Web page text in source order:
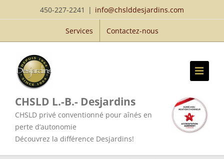
au
450-227-2241 | info@chslddesjardins.com
Services Contactez-nous
CHSLD L.-B.- Desjardins
CHSLD privé conventionné pour aînés en
perte d’autonomie
Découvrez la différence Desjardins!